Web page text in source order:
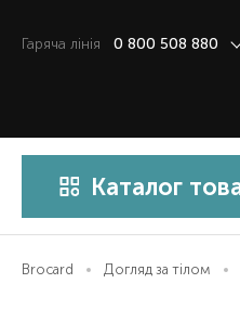
Гаряча лiнiя 0 800 508 880
Каталог
Brocard Догляд за тілом